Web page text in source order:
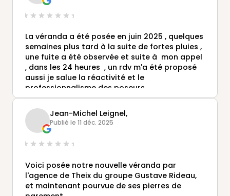
La véranda a été posée en juin 2025 , quelques
semaines plus tard à la suite de fortes pluies ,
une fuite a été observée et suite à mon appel
, dans les 24 heures , un rdv m'a été proposé
aussi je salue la réactivité et le
professionnalisme des poseurs
Et je recommande vivement cet entreprise
sachant qu'une fois la véranda installée , le
vendeur Monsieur CLOEREC reste à l'écoute si
des problèmes apparaissent
Donc encore félicitations pour cette approche
commerciale que je qualifie humaine et
Jean Marc papotier
Jean-Michel Leignel,
Publié le 11 déc. 2025
Voici posée notre nouvelle véranda par
l'agence de Theix du groupe Gustave Rideau,
et maintenant pourvue de ses pierres de